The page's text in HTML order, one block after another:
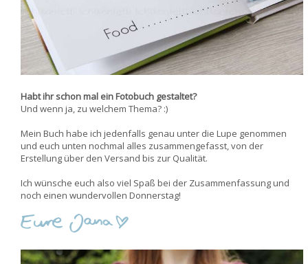
Habt ihr schon mal ein Fotobuch gestaltet?
Und wenn ja, zu welchem Thema? :)
Mein Buch habe ich jedenfalls genau unter die Lupe genommen
und euch unten nochmal alles zusammengefasst, von der
Erstellung über den Versand bis zur Qualität.
Ich wünsche euch also viel Spaß bei der Zusammenfassung und
noch einen wundervollen Donnerstag!